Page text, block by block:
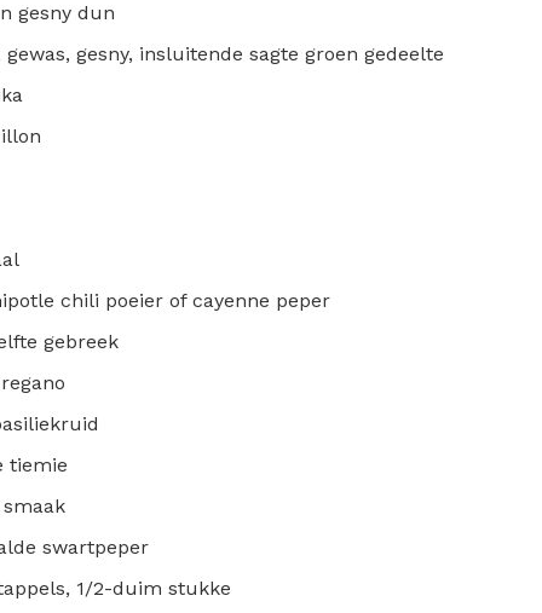
gesny dun
gewas, gesny, insluitende sagte groen gedeelte
chili poeier of cayenne peper
gebreek
tiemie
swartpeper
1/2-duim stukke